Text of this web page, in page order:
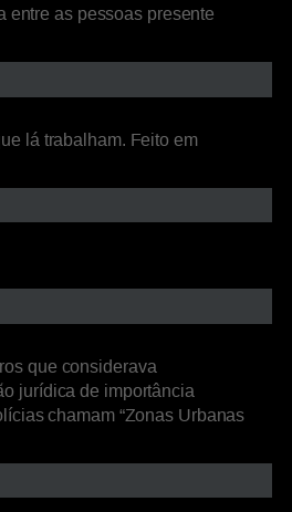
entre as pessoas presente
lá trabalham. Feito em
que considerava
jurídica de importância
chamam “Zonas Urbanas